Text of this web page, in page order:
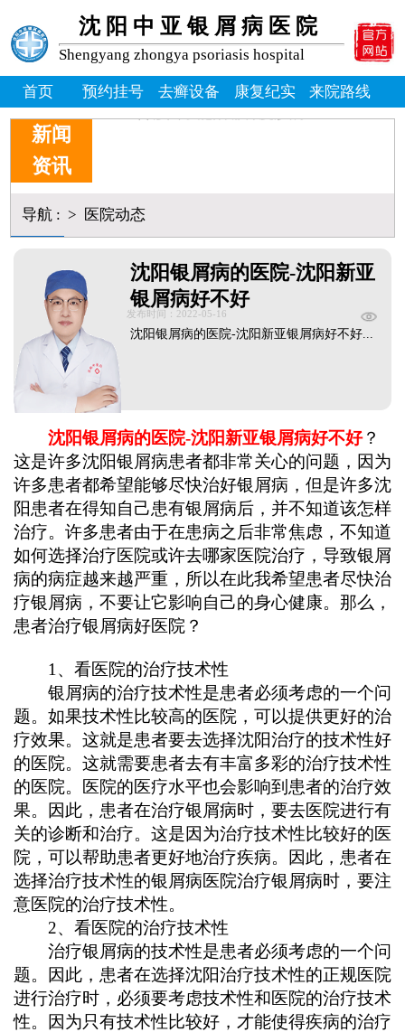
沈阳中亚银屑病医院
Shengyang zhongya psoriasis hospital
首页 预约挂号 去癣设备 康复纪实 来院路线
新闻
资讯
牛皮癣患者能吃桃子吗_牛皮
牛皮癣掉皮屑掉得多怎么办_
牛皮皮癣偏方-花椒和醋能治
沈阳银屑病炎症能吃什么消炎
皮癣图片初期症状图片
癣是为什么
沈阳公立银屑病医院：生物制剂
导航: > 医院动态
沈阳银屑病的医院-沈阳新亚
银屑病好不好
发布时间：2022-05-16
沈阳银屑病的医院-沈阳新亚银屑病好不好...
沈阳银屑病的医院-沈阳新亚银屑病好不好？
这是许多沈阳银屑病患者都非常关心的问题，因为
许多患者都希望能够尽快治好银屑病，但是许多沈
阳患者在得知自己患有银屑病后，并不知道该怎样
治疗。许多患者由于在患病之后非常焦虑，不知道
如何选择治疗医院或许去哪家医院治疗，导致银屑
病的病症越来越严重，所以在此我希望患者尽快治
疗银屑病，不要让它影响自己的身心健康。那么，
患者治疗银屑病好医院？
1、看医院的治疗技术性
银屑病的治疗技术性是患者必须考虑的一个问
题。如果技术性比较高的医院，可以提供更好的治
疗效果。这就是患者要去选择沈阳治疗的技术性好
的医院。这就需要患者去有丰富多彩的治疗技术性
的医院。医院的医疗水平也会影响到患者的治疗效
果。因此，患者在治疗银屑病时，要去医院进行有
关的诊断和治疗。这是因为治疗技术性比较好的医
院，可以帮助患者更好地治疗疾病。因此，患者在
选择治疗技术性的银屑病医院治疗银屑病时，要注
意医院的治疗技术性。
2、看医院的治疗技术性
治疗银屑病的技术性是患者必须考虑的一个问
题。因此，患者在选择沈阳治疗技术性的正规医院
进行治疗时，必须要考虑技术性和医院的治疗技术
性。因为只有技术性比较好，才能使得疾病的治疗